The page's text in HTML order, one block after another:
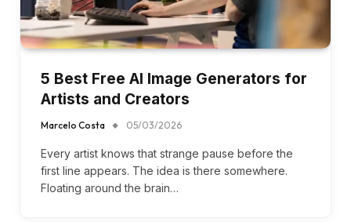
5 Best Free AI Image Generators for
Artists and Creators
Marcelo Costa 05/03/2026
Every artist knows that strange pause before the
first line appears. The idea is there somewhere.
Floating around the brain…